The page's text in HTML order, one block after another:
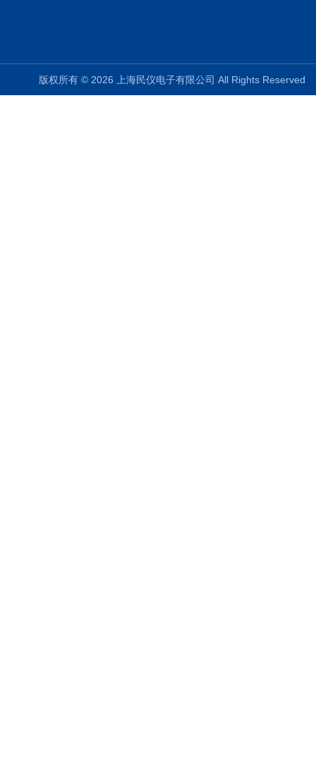
版权所有 © 2026 上海民仪电子有限公司 All Rights